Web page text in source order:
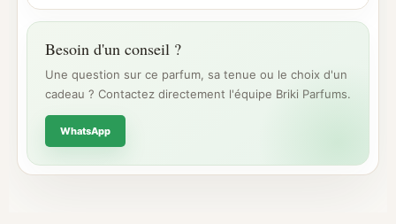
Besoin d'un conseil ?
Une question sur ce parfum, sa tenue ou le choix d'un
cadeau ? Contactez directement l'équipe Briki Parfums.
WhatsApp